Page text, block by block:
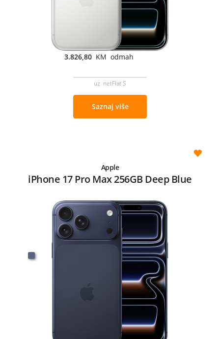
3.826,80 KM odmah
uz netFlat S
Saznaj više
Apple
iPhone 17 Pro Max 256GB Deep Blue